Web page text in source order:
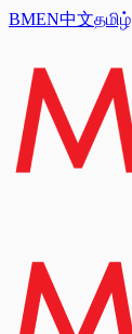
BMEN中文தமிழ்